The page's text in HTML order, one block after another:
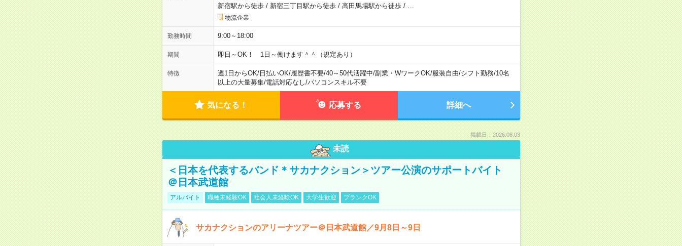
新宿駅から徒歩/ 新宿三丁目駅から徒歩/ 高田馬場駅から徒歩/ …
物流企業
勤務時間 9:00～18:00
期間 即日～OK！ 1日～働けます＾＾（規定あり）
特徴 週1日からOK/日払いOK/履歴書不要/40～50代活躍中/副業・WワークOK/服装自由/シフト勤務/10名
以上の大量募集/電話対応なし/パソコンスキル不要
気になる！ 応募する 詳細へ
掲載日：2026.08.03
未読
＜日本を代表するバンド＊サカナクション＞ツアー公演のサポートバイト
＠日本武道館
アルバイト 職種未経験OK 社会人未経験OK 大学生歓迎 ブランクOK
サカナクションのアリーナツアー＠日本武道館／9月8日～9日